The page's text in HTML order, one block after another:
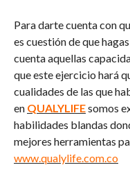
Para darte cuenta con
es cuestión de que
cuenta aquellas
que este ejercicio hará
cualidades de las que
en QUALYLIFEsomos
habilidades blandas
mejores herramientas
www.qualylife.com.co